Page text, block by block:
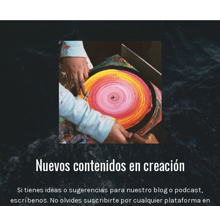
Nuevos contenidos en creación
Si tienes ideas o sugerencias para nuestro blog o podcast,
escríbenos. No olvides suscribirte por cualquier plataforma en